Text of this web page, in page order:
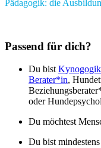
Pädagogik: die
Passend für dich?
Du bist Kynogogik
Berater*in,
oder
Du möchtest
Du bist